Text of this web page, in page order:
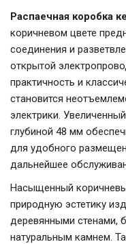
Распаечная коробка
коричневом цвете
соединения и
открытой
практичность и
становится
электрики.
глубиной 48 мм
для удобного
дальнейшее
Насыщенный
природную эстетику
деревянными стенами,
натуральным камнем.